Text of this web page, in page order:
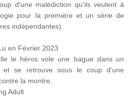
d'une malédiction qu'ils veulent à
pour la première et un série de
indépendantes).
en Février 2023
le héros vole une bague dans un
et se retrouve sous le coup d'une
la montre.
Adult